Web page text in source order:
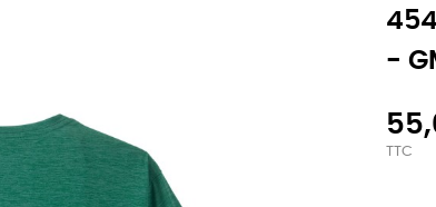
-
TTC